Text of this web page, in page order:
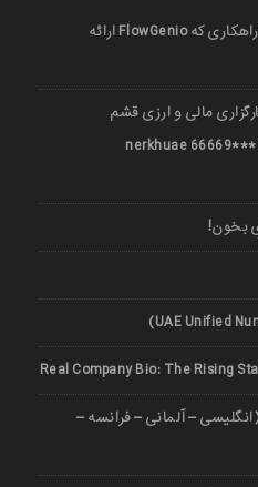
چرا بیشتر تریدرها رشد نمی‌کنند؟ راهکاری که FlowGenio ارائه
مالی و ارزی قشم
501036018 | 971***77739 | 971***66669 nerkhuae
بخون!
Real Company Bio: The Rising
کلاس خصوصی زبان 1403 (انگلیسی – آلمانی – فرانسه –